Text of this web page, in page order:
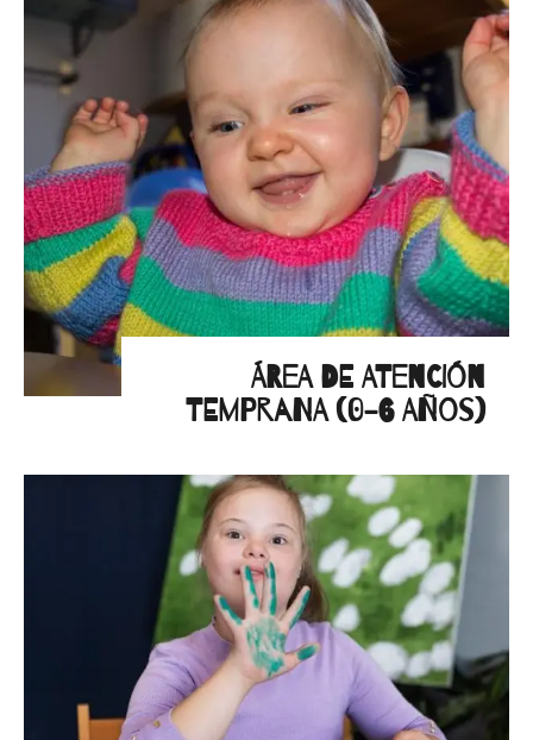
ÁREA DE ATENCIÓN
TEMPRANA (0-6 AÑOS)